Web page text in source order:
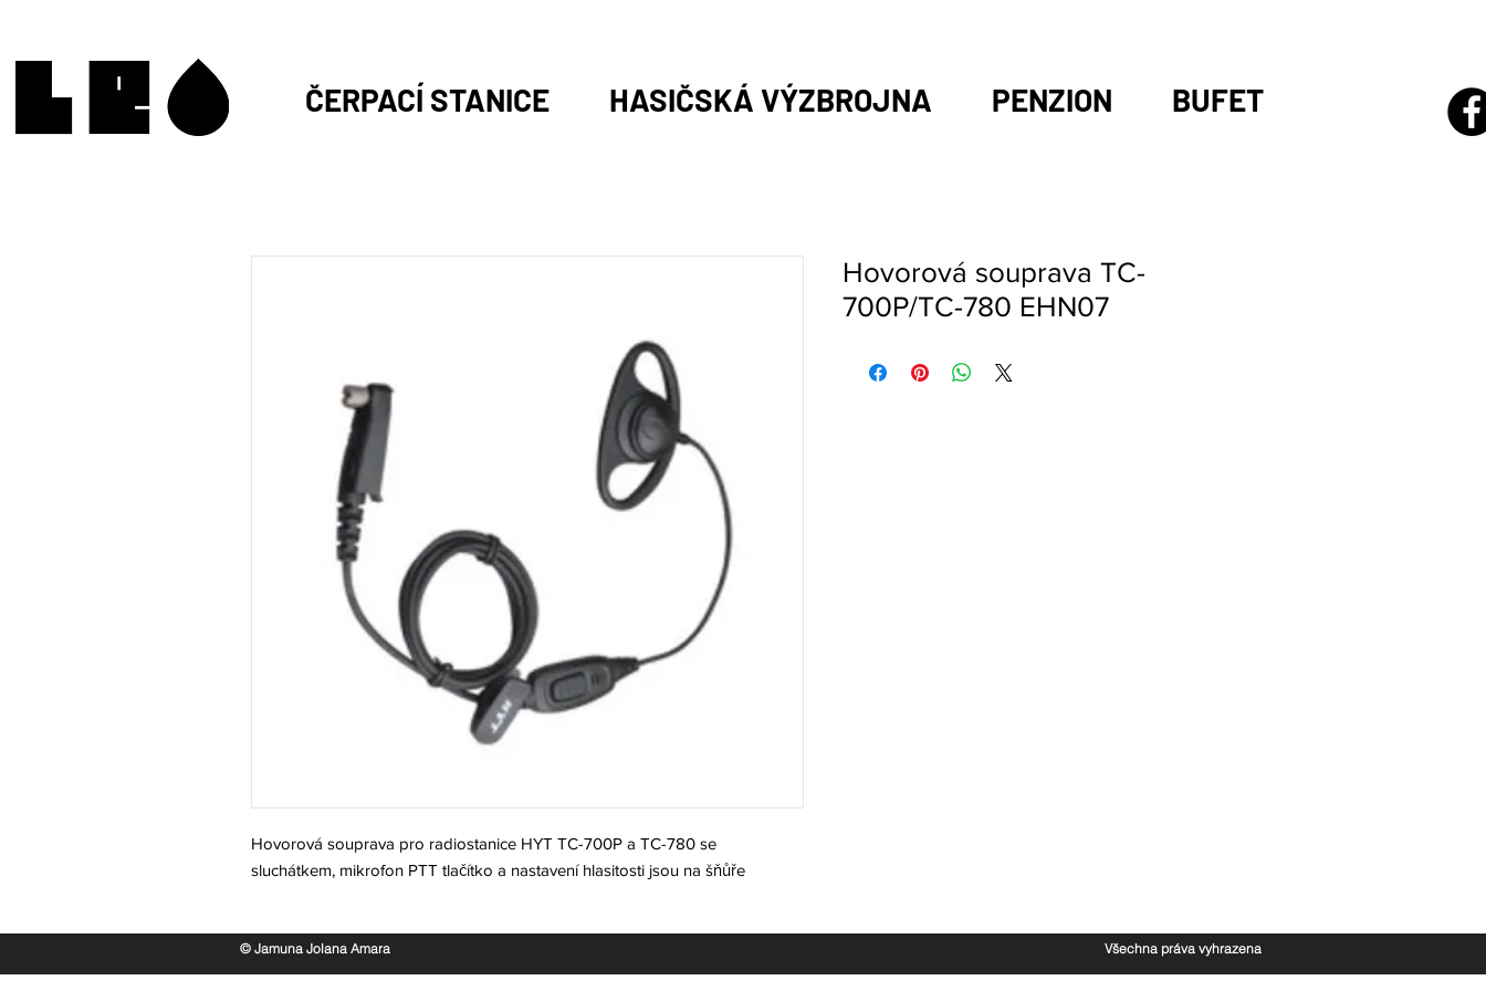
ČERPACÍ STANICE HASIČSKÁ VÝZBROJNA PENZION BUFET
Hovorová souprava pro radiostanice HYT TC-700P a TC-780 se
sluchátkem, mikrofon PTT tlačítko a nastavení hlasitosti jsou na šňůře
Hovorová souprava TC-
700P/TC-780 EHN07
© Jamuna Jolana Amara Všechna práva vyhrazena